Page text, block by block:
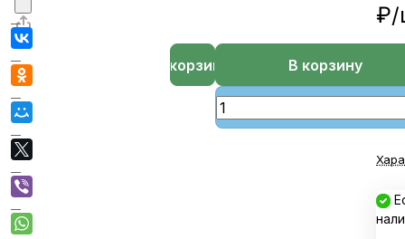
₽/
В корзину
В корзине